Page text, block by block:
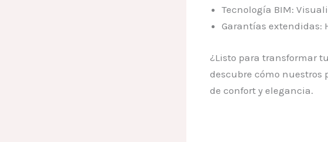
Tecnología BIM:
Garantías extendidas:
¿Listo para transformar
descubre cómo nuestros
de confort y elegancia.